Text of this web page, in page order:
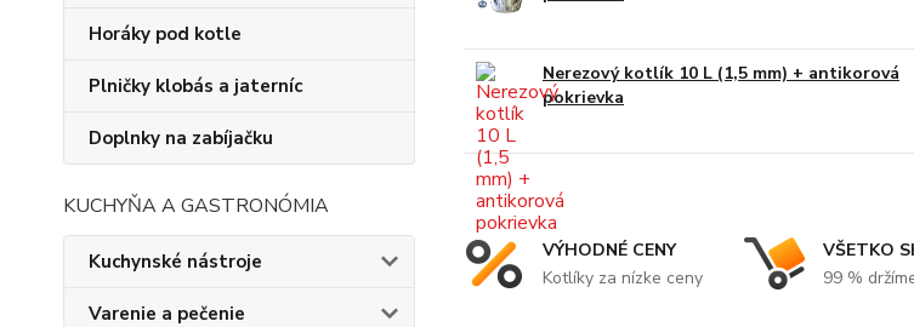
Horáky pod kotle
Plničky klobás a jaterníc
Doplnky na zabíjačku
KUCHYŇA A GASTRONÓMIA
Kuchynské nástroje
Varenie a pečenie
Nerezový kotlík 10 L (1,5 mm) + antikorová
pokrievka
VÝHODNÉ CENY
Kotlíky za nízke ceny
VŠETKO
99 %